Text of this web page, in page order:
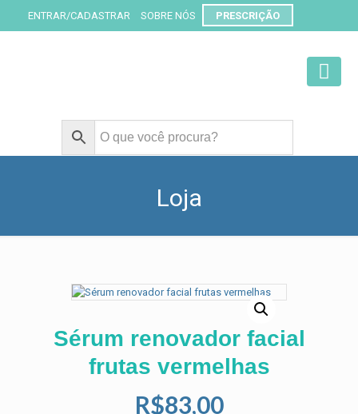
ENTRAR/CADASTRAR SOBRE NÓS PRESCRIÇÃO
Loja
Sérum renovador facial
frutas vermelhas
R$83,00